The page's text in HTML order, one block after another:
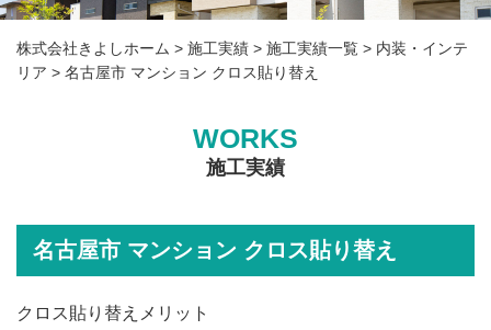
株式会社きよしホーム > 施工実績 > 施工実績一覧 > 内装・インテ
リア > 名古屋市 マンション クロス貼り替え
WORKS
施工実績
名古屋市 マンション クロス貼り替え
クロス貼り替えメリット